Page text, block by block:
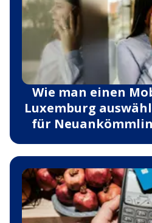
Wie man einen
Luxemburg
für